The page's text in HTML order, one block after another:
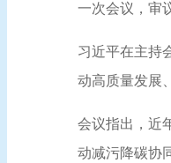
一次会议，审
习近平在主持
动高质量发展
会议指出，近
动减污降碳协